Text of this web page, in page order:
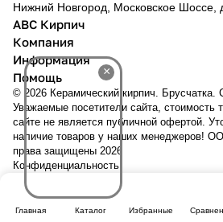
×
Главная Каталог Избранные
Нижний Новгород, Московское Шоссе,
АВС Кирпич
Компания
Информация
Помощь
© 2026 Керамический кирпич. Брусчатка.
Уважаемые посетители сайта, стоимость
сайте не является публичной офертой.
наличие товаров у наших менеджеров!
права защищены 2026
Конфиденциальность